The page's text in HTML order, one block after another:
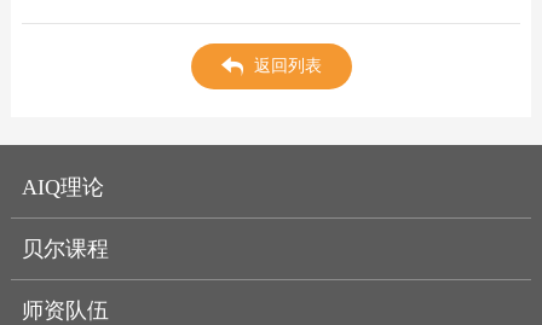
返回列表
AIQ理论
贝尔课程
师资队伍